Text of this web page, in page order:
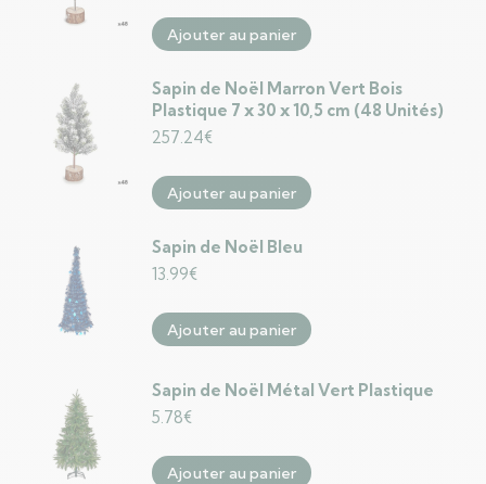
Ajouter au panier
Sapin de Noël Marron Vert Bois
Plastique 7 x 30 x 10,5 cm (48 Unités)
257.24€
Ajouter au panier
Sapin de Noël Bleu
13.99€
Ajouter au panier
Sapin de Noël Métal Vert Plastique
5.78€
Ajouter au panier